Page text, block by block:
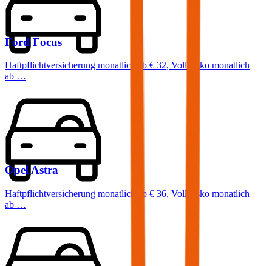
Ford Focus
Haftpflichtversicherung monatlich ab € 32, Vollkasko monatlich
ab …
Opel Astra
Haftpflichtversicherung monatlich ab € 36, Vollkasko monatlich
ab …